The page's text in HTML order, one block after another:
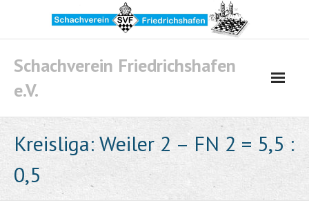
content
Schachverein Friedrichshafen
e.V.
Kreisliga: Weiler 2 – FN 2 = 5,5 :
0,5